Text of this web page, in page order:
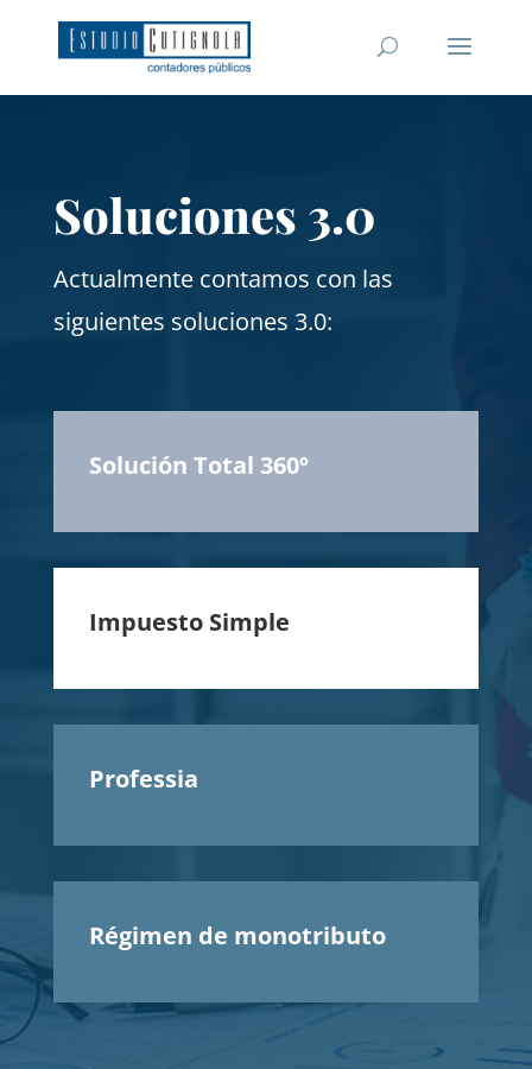
Soluciones 3.0
Actualmente contamos con las
siguientes soluciones 3.0:
Solución Total 360º
Impuesto Simple
Professia
Régimen de monotributo